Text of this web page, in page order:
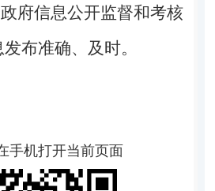
府信息公开监督和考核
布准确、及时。
手机打开当前页面